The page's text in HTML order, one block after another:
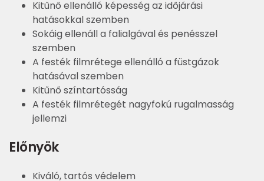
Kitűnő ellenálló képesség az időjárási
hatásokkal szemben
Sokáig ellenáll a falialgával és penésszel
szemben
A festék filmrétege ellenálló a füstgázok
hatásával szemben
Kitűnő színtartósság
A festék filmrétegét nagyfokú rugalmasság
jellemzi
Előnyök
Kiváló, tartós védelem